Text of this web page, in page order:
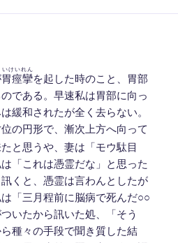
胃痙攣
いけいれん
を起した時のこと、胃部
である。早速私は胃部に向っ
緩和されたが全く去らない。
の円形で、漸次上方へ向って
と思うや、妻は「モウ駄目
「これは憑霊だな」と思った
くと、憑霊は言わんとしたが
「三月程前に脳病で死んだ○○
いたから訊いた処、「そう
種々の手段で聞き質した結